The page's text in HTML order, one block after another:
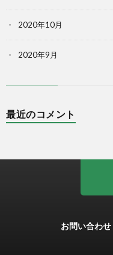
2020年10月
2020年9月
最近のコメント
お問い合わせ